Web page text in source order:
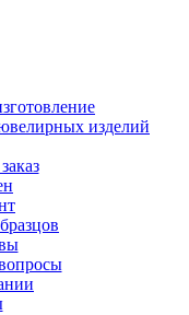
изделий